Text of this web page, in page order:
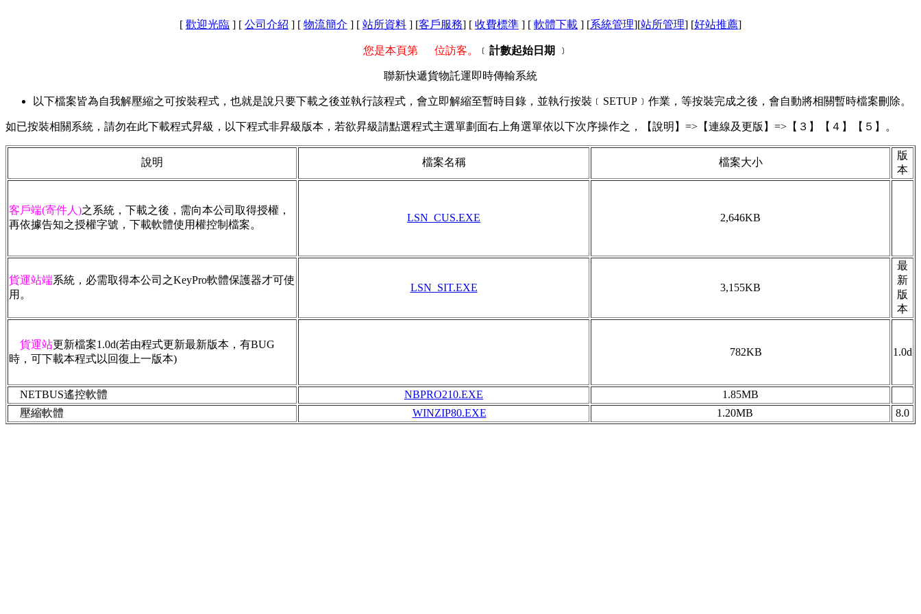
[ 歡迎光臨 ] [ 公司介紹 ] [ 物流簡介 ] [ 站所資料 ] [客戶服務] [ 收費標準 ] [ 軟體下載 ] [系統管理][站所管理] [好站推薦]
您是本頁第 位訪客。 ﹝ 計數起始日期 ﹞
聯新快遞貨物託運即時傳輸系統
以下檔案皆為自我解壓縮之可按裝程式，也就是說只要下載之後並執行該程式，會立即解縮至暫時目錄，並執行按裝﹝SETUP﹞作業，等按裝完成之後，會自動將相關暫時檔案刪除。
如已按裝相關系統，請勿在此下載程式昇級，以下程式非昇級版本，若欲昇級請點選程式主選單劃面右上角選單依以下次序操作之，【說明】=>【連線及更版】=>【３】【４】【５】。
說明 檔案名稱 檔案大小
版
本
客戶端(寄件人)之系統，下載之後，需向本公司取得授權，
再依據告知之授權字號，下載軟體使用權控制檔案。
LSN_CUS.EXE 2,646KB
貨運站端系統，必需取得本公司之KeyPro軟體保護器才可使
用。
LSN_SIT.EXE 3,155KB
最
新
版
本
貨運站更新檔案1.0d(若由程式更新最新版本，有BUG
時，可下載本程式以回復上一版本)
782KB 1.0d
NETBUS遙控軟體 NBPRO210.EXE
1.85MB
壓縮軟體
WINZIP80.EXE 1.20MB 8.0